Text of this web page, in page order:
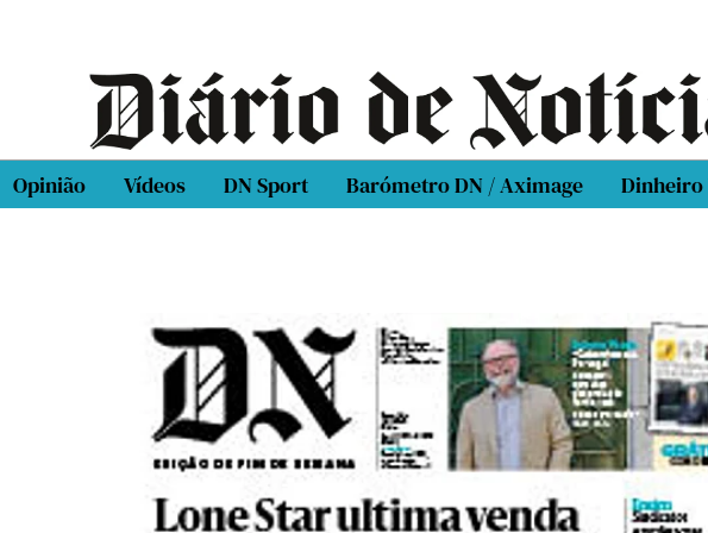
Opinião Vídeos DN Sport Barómetro DN / Aximage Dinheiro